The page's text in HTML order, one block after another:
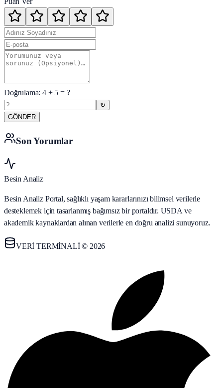
Doğrulama:4+ 5 = ?
↻
GÖNDER
Son Yorumlar
Besin Analiz
Besin Analiz Portal, sağlıklı yaşam kararlarınızı bilimsel verilerle
desteklemek için tasarlanmış bağımsız bir portaldır. USDA ve
akademik kaynaklardan alınan verilerle en doğru analizi sunuyoruz.
VERİ TERMİNALİ © 2026